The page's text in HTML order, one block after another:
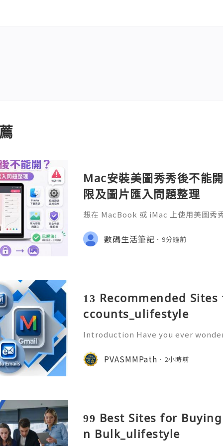
Mac安裝美圖秀秀後不能
限及圖片匯入問題整理
想在 MacBook 或 iMac 上使用美圖秀
數碼生活筆記 9分鐘前
13 Recommended
ccounts_ulifestyle
Introduction Have you ever
o? An old Gmail account is far
t’s a repository of p
PVASMMPath 2小時前
99 Best Sites for
n Bulk_ulifestyle